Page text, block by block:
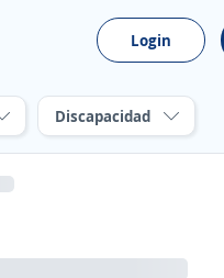
Login
Discapacidad